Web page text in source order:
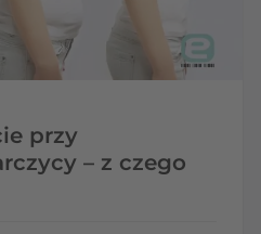
przy
– z czego